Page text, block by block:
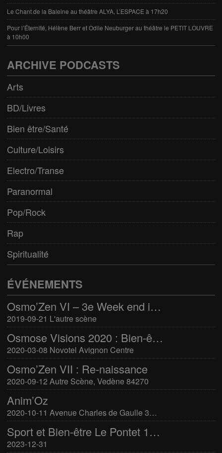
Le Chant de la Baleine au théâtre ALYA, L’ESPACE à 17h20
Pour l’Éternité, Hélène Berr et Odile Neuburger au théâtre le PETIT LOUVRE
à 10h00
ARCHIVE PODCASTS
Arts
BD/Livres
Bien être/Santé
Culture/Loisirs
Electro/Transe
Paranormal
Pop/Rock
Rap
Spiritualité
ÉVÉNEMENTS
Osmo’Zen VI – 3e Week end international du bien-être
2019-09-21 L'autre scène
Osmose Visions 2020 : Bien-être et arts divinatoires
2020-03-08 Novotel Avignon Centre
Osmo’Zen VII : Re-naissance
2020-09-12 Autre Scène, Vedène 84270
Anim’Oz
2020-10-11 Avenue Charles de Gaulle 30400 Villeneuve-Lès-Avignon
Sport et Bien-être Le Pontet 16-17 mars 2024
2023-12-31